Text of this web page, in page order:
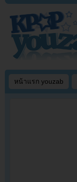
หน้าแรก youzab